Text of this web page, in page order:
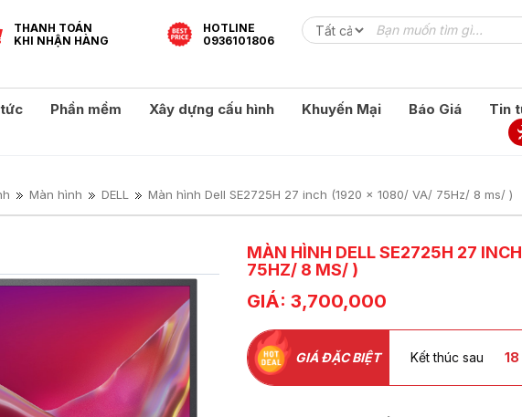
THANH TOÁN
KHI NHẬN HÀNG
HOTLINE
0936101806
Phần mềm Xây dựng cấu hình Khuyến Mại Báo Giá Tin
Màn hình DELL Màn hình Dell SE2725H 27 inch (1920 x 1080/ VA/ 75Hz/ 8 ms/ )
MÀN HÌNH DELL SE2725H 27
75HZ/ 8 MS/ )
GIÁ: 3,700,000
GIÁ ĐẶC BIỆT Kết thúc sau 18